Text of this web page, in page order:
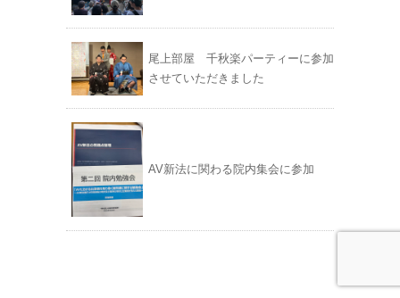
尾上部屋 千秋楽パーティーに参加
させていただきました
AV新法に関わる院内集会に参加